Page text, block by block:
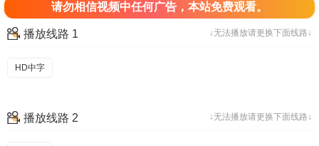
请勿相信视频中任何广告，本站免费观看。
↓无法播放请更换下面线路↓
播放线路 1
HD中字
↓无法播放请更换下面线路↓
播放线路 2